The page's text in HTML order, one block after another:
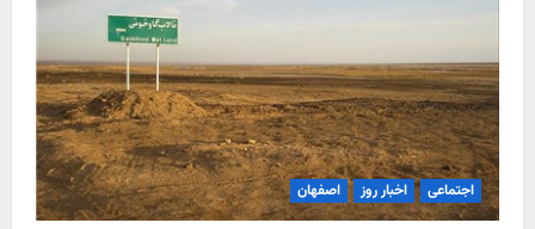
اجتماعی اخبار روز اصفهان